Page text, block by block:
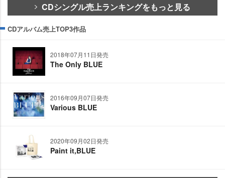
CDシングル売上ランキングをもっと見る
CDアルバム売上TOP3作品
2018年07月11日発売
The Only BLUE
2016年09月07日発売
Various BLUE
2020年09月02日発売
Paint it,BLUE